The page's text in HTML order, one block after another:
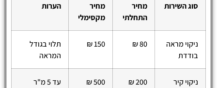
סוג השירות
מחיר
התחלתי
מחיר
מקסימלי
הערות
ניקוי מראה
בודדת
80 ₪
150 ₪
תלוי בגודל
המראה
ניקוי קיר
200 ₪
500 ₪ עד 5 מ"ר